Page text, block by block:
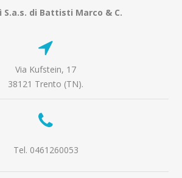
S.a.s. di Battisti Marco & C.
Via Kufstein, 17
38121 Trento (TN).
Tel. 0461260053